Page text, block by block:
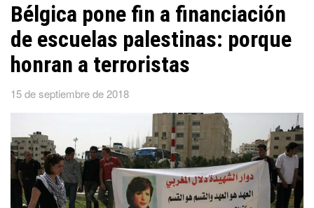
Bélgica pone fin a financiación
de escuelas palestinas: porque
honran a terroristas
15 de septiembre de 2018